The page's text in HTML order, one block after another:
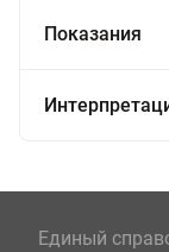
Показания
Единый